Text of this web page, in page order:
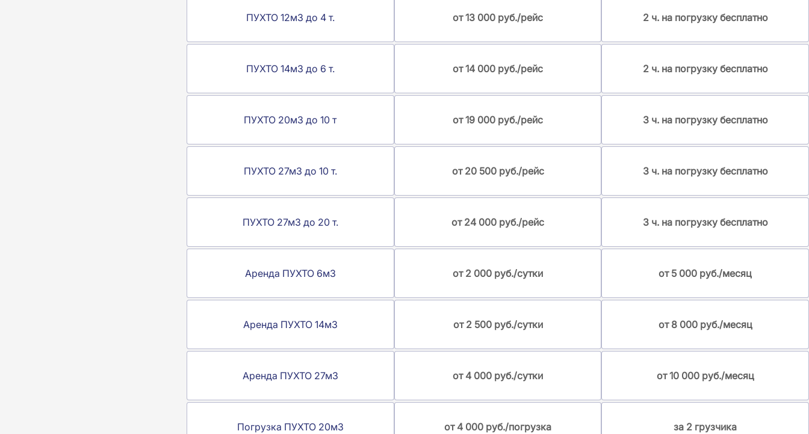
ПУХТО 12м3 до 4 т.
ПУХТО 14м3 до 6 т.
ПУХТО 20м3 до 10 т
ПУХТО 27м3 до 10 т.
ПУХТО 27м3 до 20 т.
Аренда ПУХТО 6м3
Аренда ПУХТО 14м3
Аренда ПУХТО 27м3
Погрузка ПУХТО 20м3
от 13 000 руб./рейс
от 14 000 руб./рейс
от 19 000 руб./рейс
от 20 500 руб./рейс
от 24 000 руб./рейс
от 2 000 руб./сутки
от 2 500 руб./сутки
от 4 000 руб./сутки
от 4 000 руб./погрузка
2 ч. на погрузку бесплатно
2 ч. на погрузку бесплатно
3 ч. на погрузку бесплатно
3 ч. на погрузку бесплатно
3 ч. на погрузку бесплатно
от 5 000 руб./месяц
от 8 000 руб./месяц
от 10 000 руб./месяц
за 2 грузчика